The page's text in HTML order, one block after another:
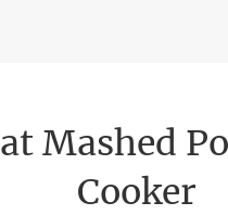
Mashed
Cooker